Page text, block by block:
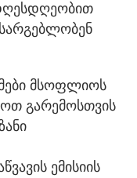
მსოფლიოს
გარემოსთვის
ემისიის